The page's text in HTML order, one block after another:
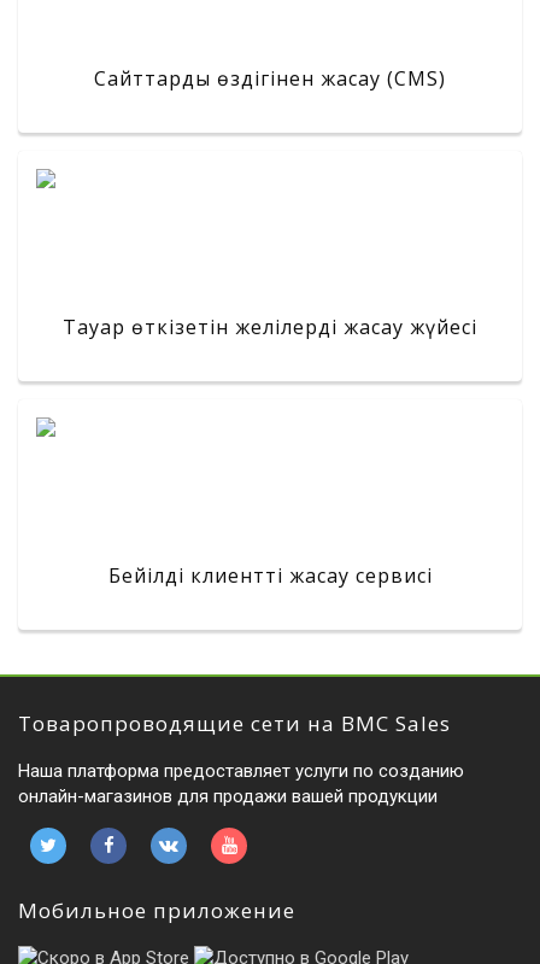
Сайттарды өздігінен жасау (CMS)
Тауар өткізетін желілерді жасау жүйесі
Бейілді клиентті жасау сервисі
Товаропроводящие сети на BMC Sales
Наша платформа предоставляет услуги по созданию
онлайн-магазинов для продажи вашей продукции
Мобильное приложение